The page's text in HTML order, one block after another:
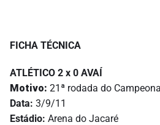
FICHA TÉCNICA
ATLÉTICO 2 x 0 AVAÍ
Motivo: 21ª rodada do
Data: 3/9/11
Estádio: Arena do Jacaré